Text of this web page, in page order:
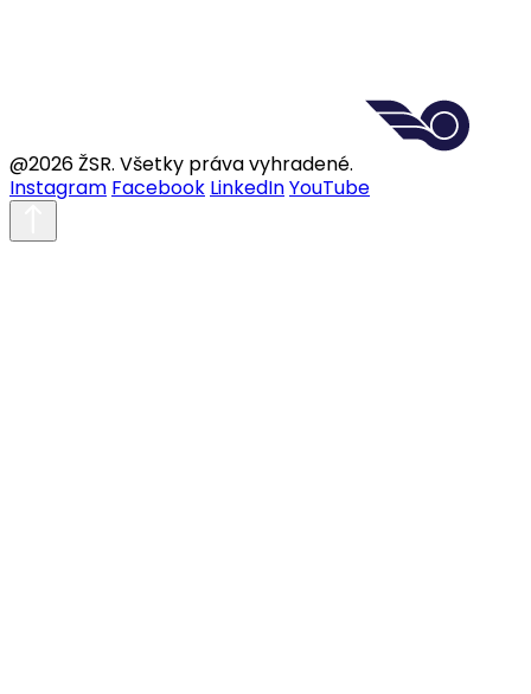
@2026 ŽSR. Všetky práva vyhradené.
Instagram Facebook LinkedInYouTube